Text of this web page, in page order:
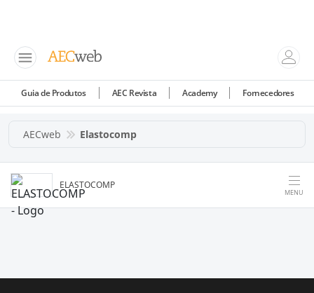
Guia de Produtos AEC Revista Academy Fornecedores
AECweb Elastocomp
ELASTOCOMP
MENU